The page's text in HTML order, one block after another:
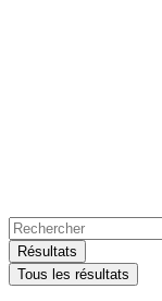
Search
...Résultats
Tous les résultats